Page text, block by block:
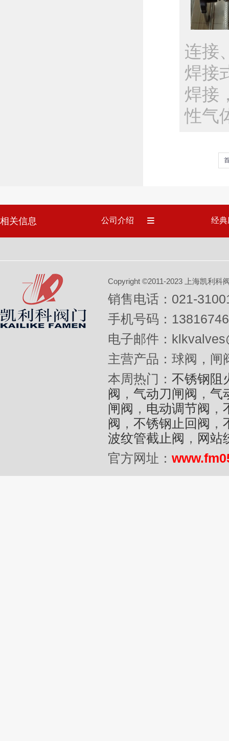
连接
焊接
焊接
性气
相关信息 公司介绍 经
Copyright ©2011-2023 上海凯利科
销售电话：021-
手机号码：
电子邮件：
主营产品：球阀，闸
本周热门： 不锈钢阻
阀 ， 气动刀闸阀 ， 气
闸阀 ， 电动调节阀 ，
阀 ， 不锈钢止回阀 ，
波纹管截止阀 ， 网站
官方网址：